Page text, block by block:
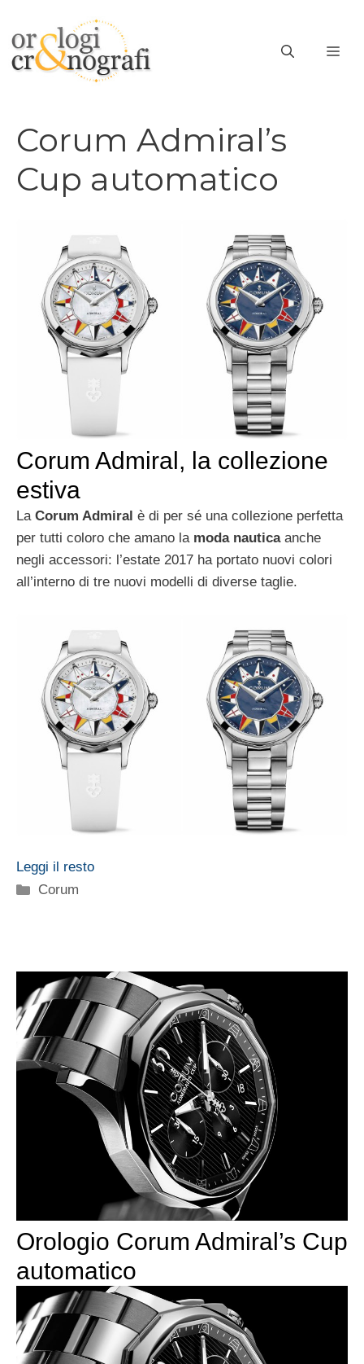
contenuto
Corum Admiral’s
Cup automatico
Corum Admiral, la collezione
estiva
La Corum Admiral è di per sé una collezione perfetta
per tutti coloro che amano lamoda nauticaanche
negli accessori: l’estate 2017 ha portato nuovi colori
all’interno di tre nuovi modelli di diverse taglie.
Leggi il resto
Categorie
Corum
Orologio Corum Admiral’s Cup
automatico